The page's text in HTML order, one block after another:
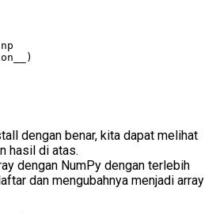
dengan benar, kita dapat melihat
hasil di atas.
dengan NumPy dengan terlebih
dan mengubahnya menjadi array